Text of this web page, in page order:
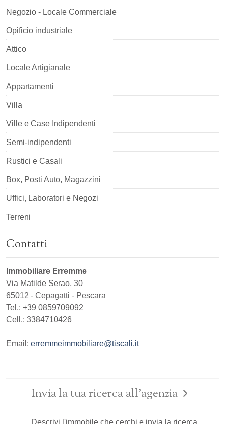
Negozio - Locale Commerciale
Opificio industriale
Attico
Locale Artigianale
Appartamenti
Villa
Ville e Case Indipendenti
Semi-indipendenti
Rustici e Casali
Box, Posti Auto, Magazzini
Uffici, Laboratori e Negozi
Terreni
Contatti
Immobiliare Erremme
Via Matilde Serao, 30
65012 - Cepagatti - Pescara
Tel.: +39 0859709092
Cell.: 3384710426
Email: erremmeimmobiliare@tiscali.it
Invia la tua ricerca all'agenzia
Descrivi l'immobile che cerchi e invia la ricerca